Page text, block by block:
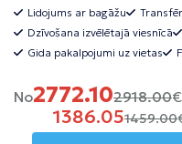
Lidojums ar bagāžu
Dzīvošana izvēlētajā viesnīcā
Gida pakalpojumi uz vietas
No2772.102918.00
1386.051459.00